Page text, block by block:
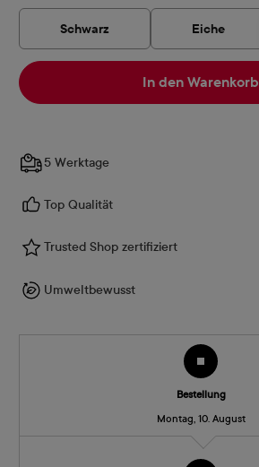
Schwarz Eiche
In den Warenkorb
5 Werktage
Top Qualität
Trusted Shop zertifiziert
Umweltbewusst
Bestellung
Montag, 10. August